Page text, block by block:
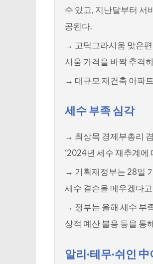
수 있고, 지난달부터 서
공된다.
→ 고덕그라시움 맞은
시움 가격을 바짝 추격
→ 대규모 재건축 아파
세수 부족 심각
→ 최상목 경제부총리
‘2024년 세수 재추계에
→ 기획재정부는 28일
세수 결손을 메우겠다
→ 정부는 올해 세수 부
상적 예산 불용 등을 통
알리·테무·쉬인